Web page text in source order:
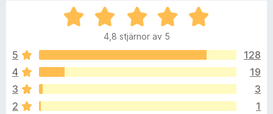
d
e
t
i
l
ä
g
g
n
s
B
y
s
t
4,8 stjärnor av 5
5
128
4
19
3
3
2
1